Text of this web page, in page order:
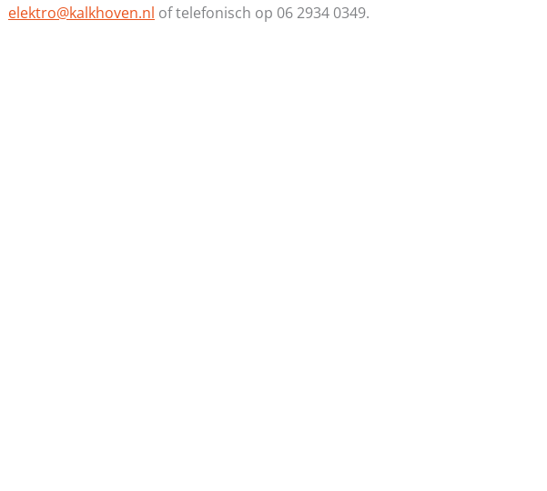
elektro@kalkhoven.nl of telefonisch op 06 2934 0349.